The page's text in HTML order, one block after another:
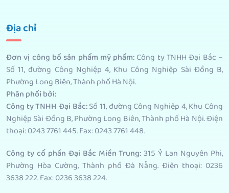
Địa chỉ
Đơn vị công bố sản phẩm mỹ phẩm: Công ty TNHH Đại Bắc –
Số 11, đường Công Nghiệp 4, Khu Công Nghiệp Sài Đồng B,
Phường Long Biên, Thành phố Hà Nội.
Phân phối bởi:
Công ty TNHH Đại Bắc:Số 11, đường Công Nghiệp 4, Khu Công
Nghiệp Sài Đồng B, Phường Long Biên, Thành phố Hà Nội. Điện
thoại: 0243 7761 445. Fax: 0243 7761 448.
Công ty cổ phần Đại Bắc Miền Trung: 315 Ỷ Lan Nguyên Phi,
Phường Hòa Cường, Thành phố Đà Nẵng. Điện thoại: 0236
3638 222. Fax: 0236 3638 224.